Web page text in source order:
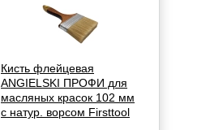
Кисть флейцевая
ANGIELSKI ПРОФИ для
масляных красок 102 мм
с натур. ворсом Firsttool